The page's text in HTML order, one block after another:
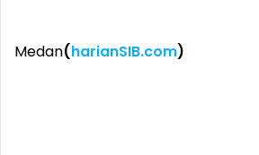
Medan(harianSIB.com)